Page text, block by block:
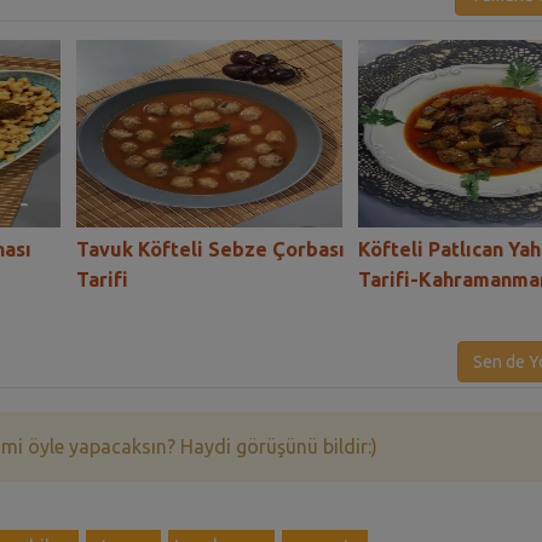
Tavuk Köfteli Sebze Çorbası
Tarifi
Köfteli Patlıcan
Tarifi-
Sen de
öyle yapacaksın? Haydi görüşünü bildir:)